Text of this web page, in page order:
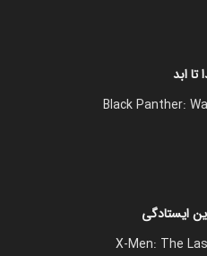
تا ابد
Black Panther:
ایستادگی
X-Men: The